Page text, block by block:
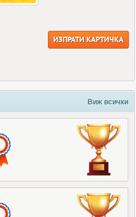
ИЗПРАТИ КАРТИЧКА
Виж всички